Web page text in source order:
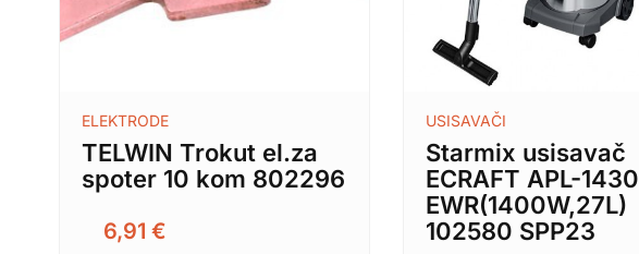
ELEKTRODE
TELWIN Trokut el.za
spoter 10 kom 802296
6,91 €
USISAVAČI
Starmix usisavač
ECRAFT APL-1430
EWR(1400W,27L)
102580 SPP23